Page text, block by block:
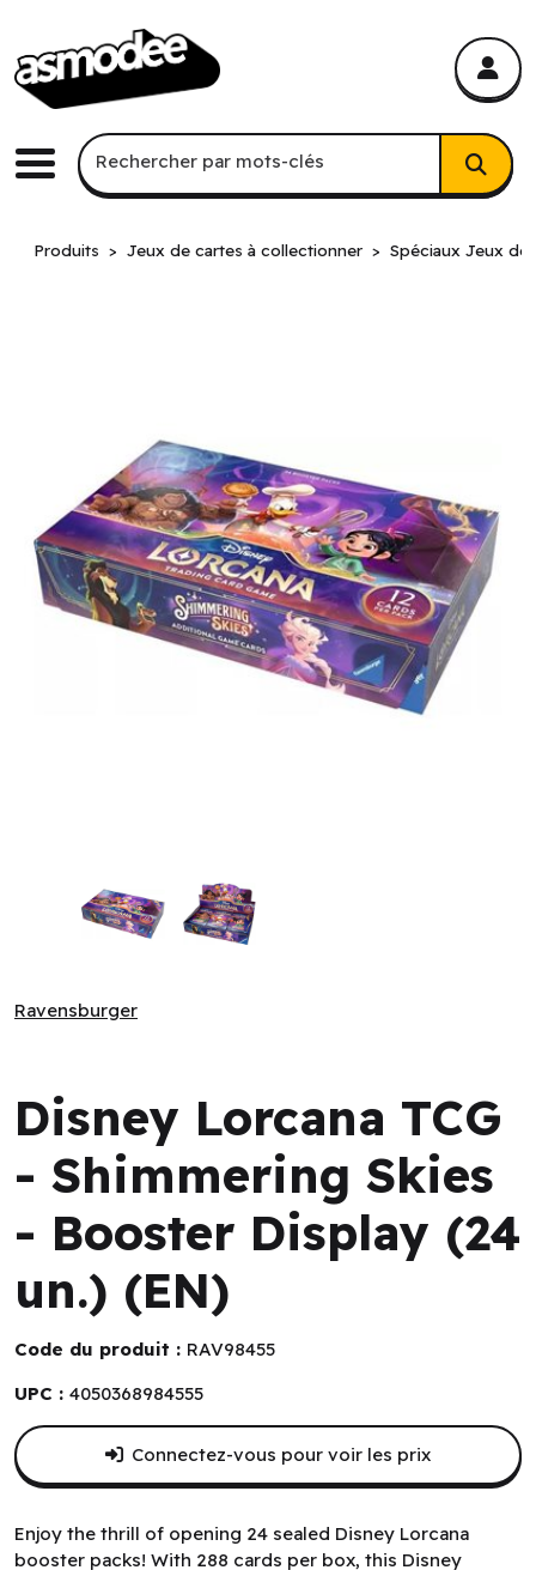
Menu
Recherche par mots-clés
Rechercher par mots-clés
Produits Jeux de cartes à collectionner Spéciaux Jeux de
Ravensburger
Disney Lorcana TCG
- Shimmering Skies
- Booster Display (24
un.) (EN)
Code du produit : RAV98455
UPC : 4050368984555
Enjoy the thrill of opening 24 sealed Disney Lorcana
booster packs! With 288 cards per box, this Disney
Connectez-vous pour voir les prix